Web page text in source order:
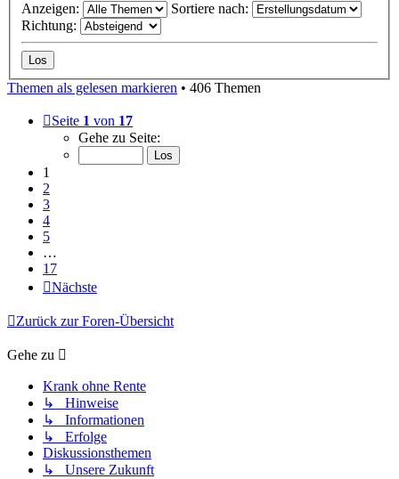
Anzeigen:
Sortiere nach:
Richtung:
Themen als gelesen markieren • 406 Themen
Seite 1 von 17
Gehe zu Seite:
1
2
3
4
5
…
17
Nächste
Zurück zur Foren-Übersicht
Gehe zu
Krank ohne Rente
↳ Hinweise
↳ Informationen
↳ Erfolge
Diskussionsthemen
↳ Unsere Zukunft